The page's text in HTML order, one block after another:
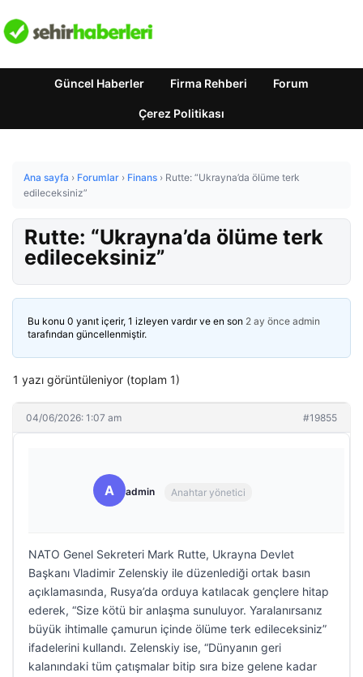
Güncel Haberler Firma Rehberi Forum
Çerez Politikası
Ana sayfa › Forumlar › Finans › Rutte: “Ukrayna’da ölüme terk
edileceksiniz”
Rutte: “Ukrayna’da ölüme terk
edileceksiniz”
Bu konu 0 yanıt içerir, 1 izleyen vardır ve en son 2 ay önce admin
tarafından güncellenmiştir.
1 yazı görüntüleniyor (toplam 1)
04/06/2026: 1:07 am #19855
A admin Anahtar yönetici
NATO Genel Sekreteri Mark Rutte, Ukrayna Devlet
Başkanı Vladimir Zelenskiy ile düzenlediği ortak basın
açıklamasında, Rusya’da orduya katılacak gençlere hitap
ederek, “Size kötü bir anlaşma sunuluyor. Yaralanırsanız
büyük ihtimalle çamurun içinde ölüme terk edileceksiniz”
ifadelerini kullandı. Zelenskiy ise, “Dünyanın geri
kalanındaki tüm çatışmalar bitip sıra bize gelene kadar